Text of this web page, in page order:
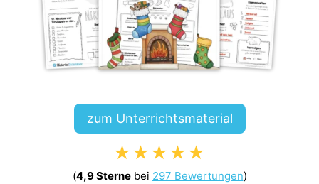
zum Unterrichtsmaterial
★★★★★
(4,9 Sternebei 297 Bewertungen)